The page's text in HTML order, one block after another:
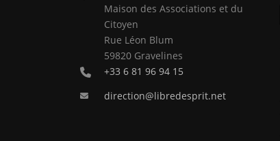
Maison des Associations et du
Citoyen
Rue Léon Blum
59820 Gravelines
+33 6 81 96 94 15
direction@libredesprit.net